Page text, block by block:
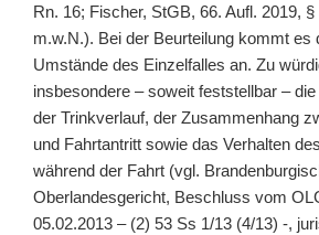
Rn. 16; Fischer, StGB, 66. Aufl. 2019,
m.w.N.). Bei der Beurteilung kommt es
Umstände des Einzelfalles an. Zu
insbesondere – soweit feststellbar –
der Trinkverlauf, der Zusammenhang
und Fahrtantritt sowie das Verhalten
während der Fahrt (vgl.
Oberlandesgericht, Beschluss vom
05.02.2013 – (2) 53 Ss 1/13 (4/13) -,